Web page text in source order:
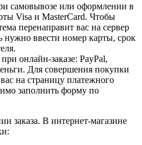
самовывозе или оформлении в
Visa и MasterCard. Чтобы
перенаправит вас на сервер
нужно ввести номер карты, срок
онлайн-заказе: PayPal,
Для совершения покупки
на страницу платежного
заполнить форму по
заказа. В интернет-магазине